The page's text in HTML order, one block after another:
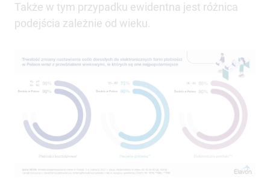
Także w tym przypadku ewidentna jest różnica
podejścia zależnie od wieku.